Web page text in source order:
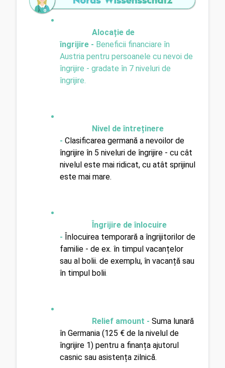
Alocație de
îngrijire - Beneficii financiare în
Austria pentru persoanele cu nevoi de
îngrijire - gradate în 7 niveluri de
îngrijire.
Nivel de întreținere
- Clasificarea germană a nevoilor de
îngrijire în 5 niveluri de îngrijire - cu cât
nivelul este mai ridicat, cu atât sprijinul
este mai mare.
Îngrijire de înlocuire
- Înlocuirea temporară a îngrijitorilor de
familie - de ex. în timpul vacanțelor
sau al bolii. de exemplu, în vacanță sau
în timpul bolii.
Relief amount - Suma lunară
în Germania (125 € de la nivelul de
îngrijire 1) pentru a finanța ajutorul
casnic sau asistența zilnică.